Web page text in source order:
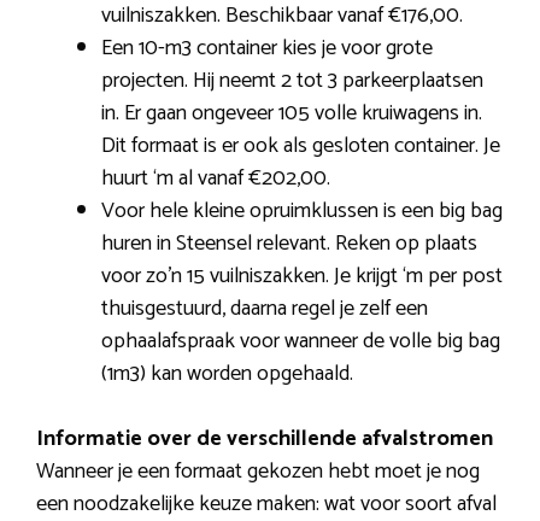
vuilniszakken. Beschikbaar vanaf €176,00.
Een 10-m3 container kies je voor grote
projecten. Hij neemt 2 tot 3 parkeerplaatsen
in. Er gaan ongeveer 105 volle kruiwagens in.
Dit formaat is er ook als gesloten container. Je
huurt ‘m al vanaf €202,00.
Voor hele kleine opruimklussen is een big bag
huren in Steensel relevant. Reken op plaats
voor zo’n 15 vuilniszakken. Je krijgt ‘m per post
thuisgestuurd, daarna regel je zelf een
ophaalafspraak voor wanneer de volle big bag
(1m3) kan worden opgehaald.
Informatie over de verschillende afvalstromen
Wanneer je een formaat gekozen hebt moet je nog
een noodzakelijke keuze maken: wat voor soort afval